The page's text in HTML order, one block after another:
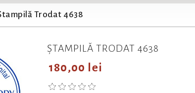
Trodat 4638
ȘTAMPILĂ TRODAT 4638
180,00 lei